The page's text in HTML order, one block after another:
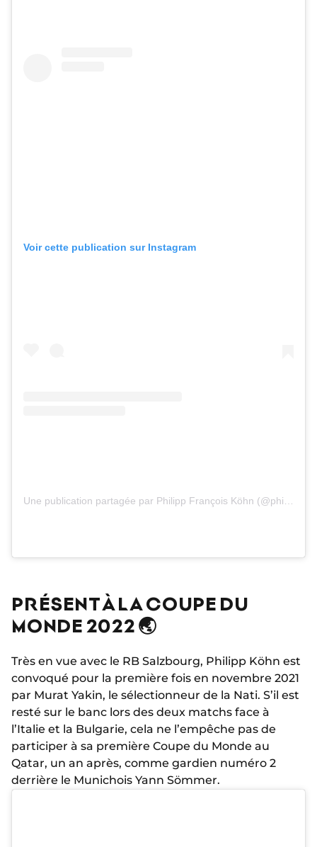
Voir cette publication sur Instagram
Une publication partagée par Philipp François Köhn (@philippkhn22)
PRÉSENT À LA COUPE DU
MONDE 2022 🌏
Très en vue avec le RB Salzbourg, Philipp Köhn est
convoqué pour la première fois en novembre 2021
par Murat Yakin, le sélectionneur de la Nati. S’il est
resté sur le banc lors des deux matchs face à
l’Italie et la Bulgarie, cela ne l’empêche pas de
participer à sa première Coupe du Monde au
Qatar, un an après, comme gardien numéro 2
derrière le Munichois Yann Sömmer.